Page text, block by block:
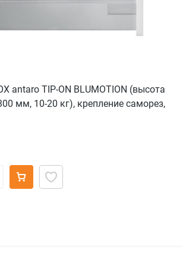
antaro TIP-ON BLUMOTION (высота
мм, 10-20 кг), крепление саморез,